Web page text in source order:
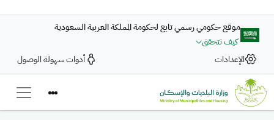
موقع حكومي رسمي تابع لحكومة المملكة العربية السعودية
كيف تتحقق
الإعدادات
أدوات سهولة الوصول